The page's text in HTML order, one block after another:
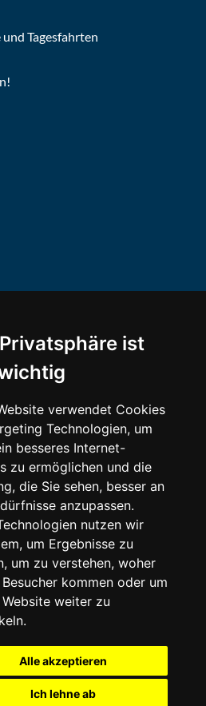
ist
verwendet Cookies
Technologien, um
besseres Internet-
zu ermöglichen und die
die Sie sehen, besser an
anzupassen.
nutzen wir
um Ergebnisse zu
um zu verstehen, woher
Besucher kommen oder um
Website weiter zu
Alle akzeptieren
Ich lehne ab
Tagesfahrten
folgenden Zeiten geöffnet
Uhr - 15:30 Uhr
Uhr - 15:30 Uhr
Uhr - 15:30 Uhr
Uhr - 15:30 Uhr
Düsseldorf | 2026/27 | Letzte
05. August 2026, 19:15 Uhr